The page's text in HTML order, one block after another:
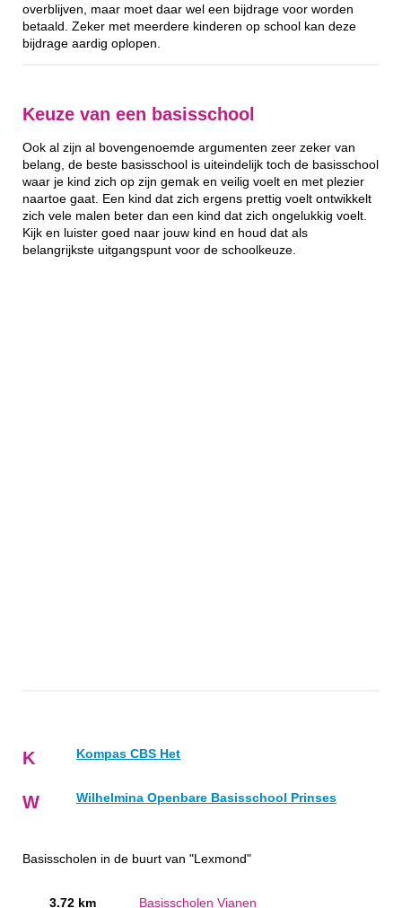
overblijven, maar moet daar wel een bijdrage voor worden
betaald. Zeker met meerdere kinderen op school kan deze
bijdrage aardig oplopen.
Keuze van een basisschool
Ook al zijn al bovengenoemde argumenten zeer zeker van
belang, de beste basisschool is uiteindelijk toch de basisschool
waar je kind zich op zijn gemak en veilig voelt en met plezier
naartoe gaat. Een kind dat zich ergens prettig voelt ontwikkelt
zich vele malen beter dan een kind dat zich ongelukkig voelt.
Kijk en luister goed naar jouw kind en houd dat als
belangrijkste uitgangspunt voor de schoolkeuze.
K Kompas CBS Het
W Wilhelmina Openbare Basisschool Prinses
Basisscholen in de buurt van "Lexmond"
3.72 km Basisscholen Vianen